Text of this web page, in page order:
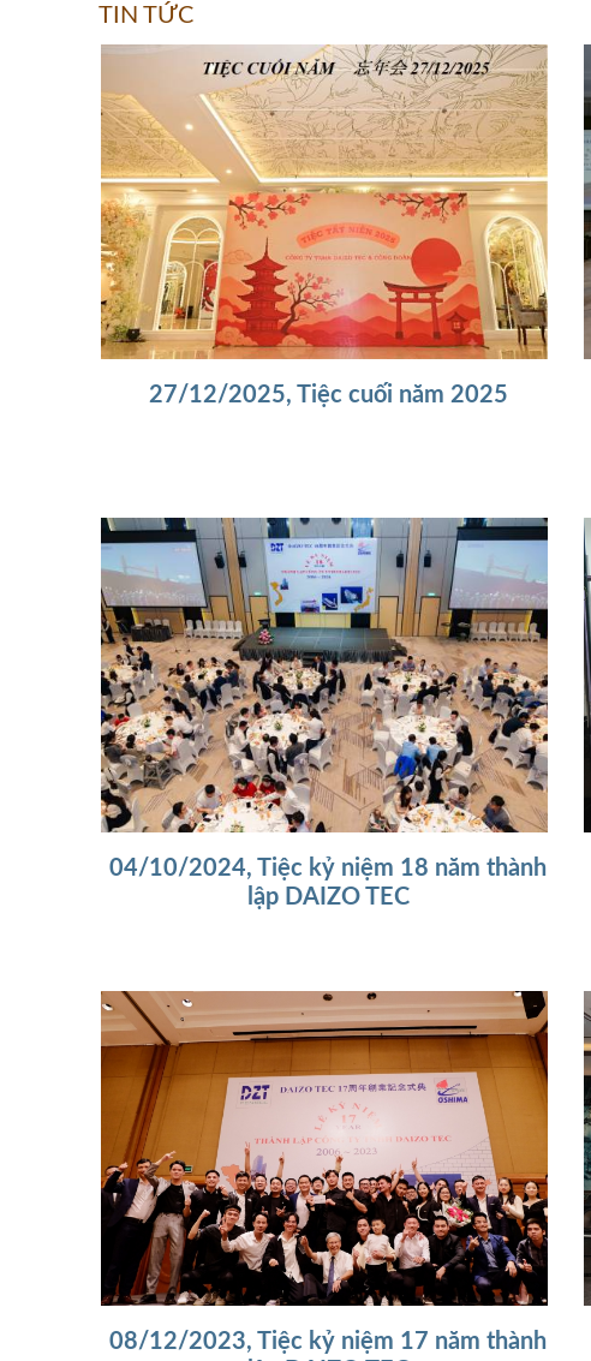
TIN TỨC
27/12/2025, Tiệc cuối năm 2025
04/10/2024, Tiệc kỷ niệm 18 năm thành
lập DAIZO TEC
08/12/2023, Tiệc kỷ niệm 17 năm thành